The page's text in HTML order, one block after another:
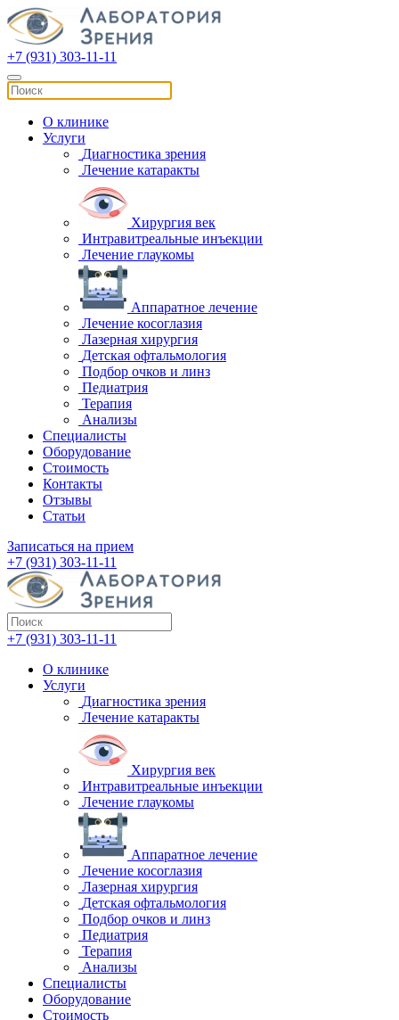
+7 (931) 303-11-11
О клинике
Услуги
Диагностика зрения
Лечение катаракты
Хирургия век
Интравитреальные инъекции
Лечение глаукомы
Аппаратное лечение
Лечение косоглазия
Лазерная хирургия
Детская офтальмология
Подбор очков и линз
Педиатрия
Терапия
Анализы
Специалисты
Оборудование
Стоимость
Контакты
Отзывы
Статьи
Записаться на прием
+7 (931) 303-11-11
+7 (931) 303-11-11
О клинике
Услуги
Диагностика зрения
Лечение катаракты
Хирургия век
Интравитреальные инъекции
Лечение глаукомы
Аппаратное лечение
Лечение косоглазия
Лазерная хирургия
Детская офтальмология
Подбор очков и линз
Педиатрия
Терапия
Анализы
Специалисты
Оборудование
Стоимость